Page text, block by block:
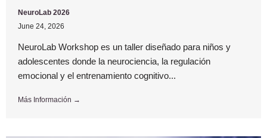
NeuroLab 2026
June 24, 2026
NeuroLab Workshop es un taller diseñado para niños y
adolescentes donde la neurociencia, la regulación
emocional y el entrenamiento cognitivo...
Más Información →